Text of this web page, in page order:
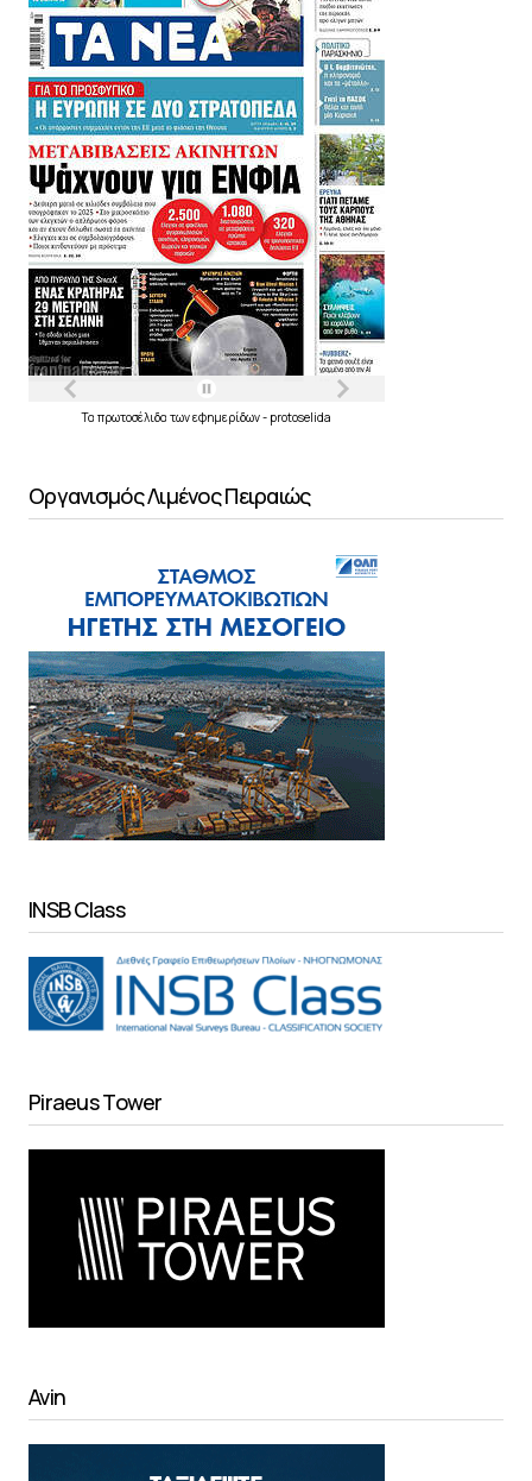
Τα πρωτοσέλιδα τωνεφημερίδων- protoselida
Οργανισμός Λιμένος Πειραιώς
INSB Class
Piraeus Tower
Avin